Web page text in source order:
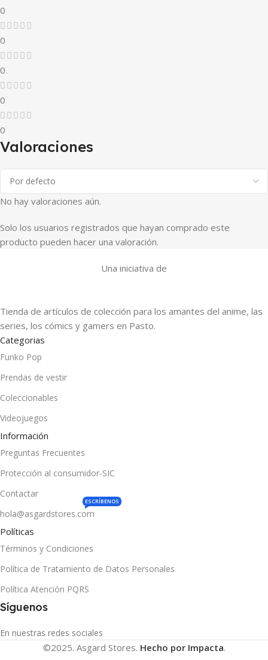
0
0
0
0
0
Valoraciones
No hay valoraciones aún.
Solo los usuarios registrados que hayan comprado este
producto pueden hacer una valoración.
Una iniciativa de
Tienda de artículos de colección para los amantes del anime, las
series, los cómics y gamers en Pasto.
Categorias
Funko Pop
Prendas de vestir
Coleccionables
Videojuegos
Información
Preguntas Frecuentes
Protección al consumidor-SIC
Contactar
hola@asgardstores.com
ESCRÍBENOS
Políticas
Términos y Condiciones
Política de Tratamiento de Datos Personales
Política Atención PQRS
Síguenos
En nuestras redes sociales
©2025. Asgard Stores. Hecho por Impacta.